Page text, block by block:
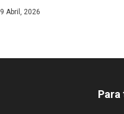
9 Abril, 2026
Para